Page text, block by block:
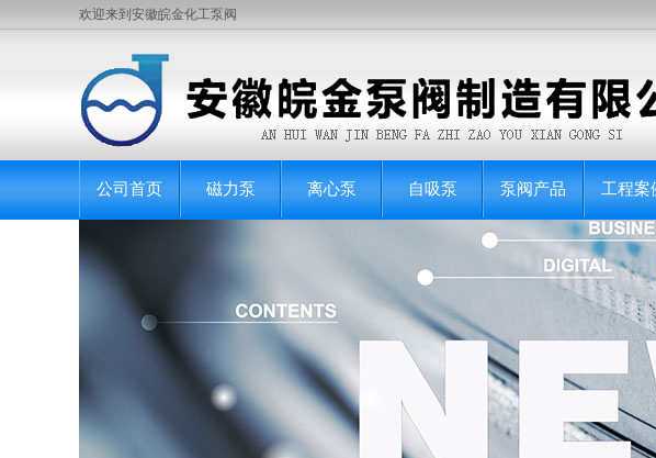
欢迎来到安徽皖金化工泵阀
公司首页 磁力泵 离心泵 自吸泵 泵阀产品 工程案